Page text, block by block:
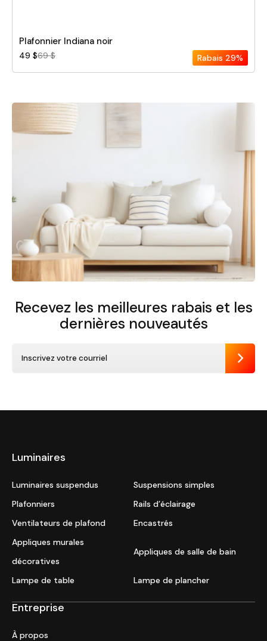
Plafonnier Indiana noir
49 $69 $ Rabais 29%
Recevez les meilleures rabais et les
dernières nouveautés
Luminaires
Luminaires suspendus
Suspensions simples
Plafonniers
Rails d’éclairage
Ventilateurs de plafond
Encastrés
Appliques murales
décoratives
Appliques de salle de bain
Lampe de table Lampe de plancher
Entreprise
À propos